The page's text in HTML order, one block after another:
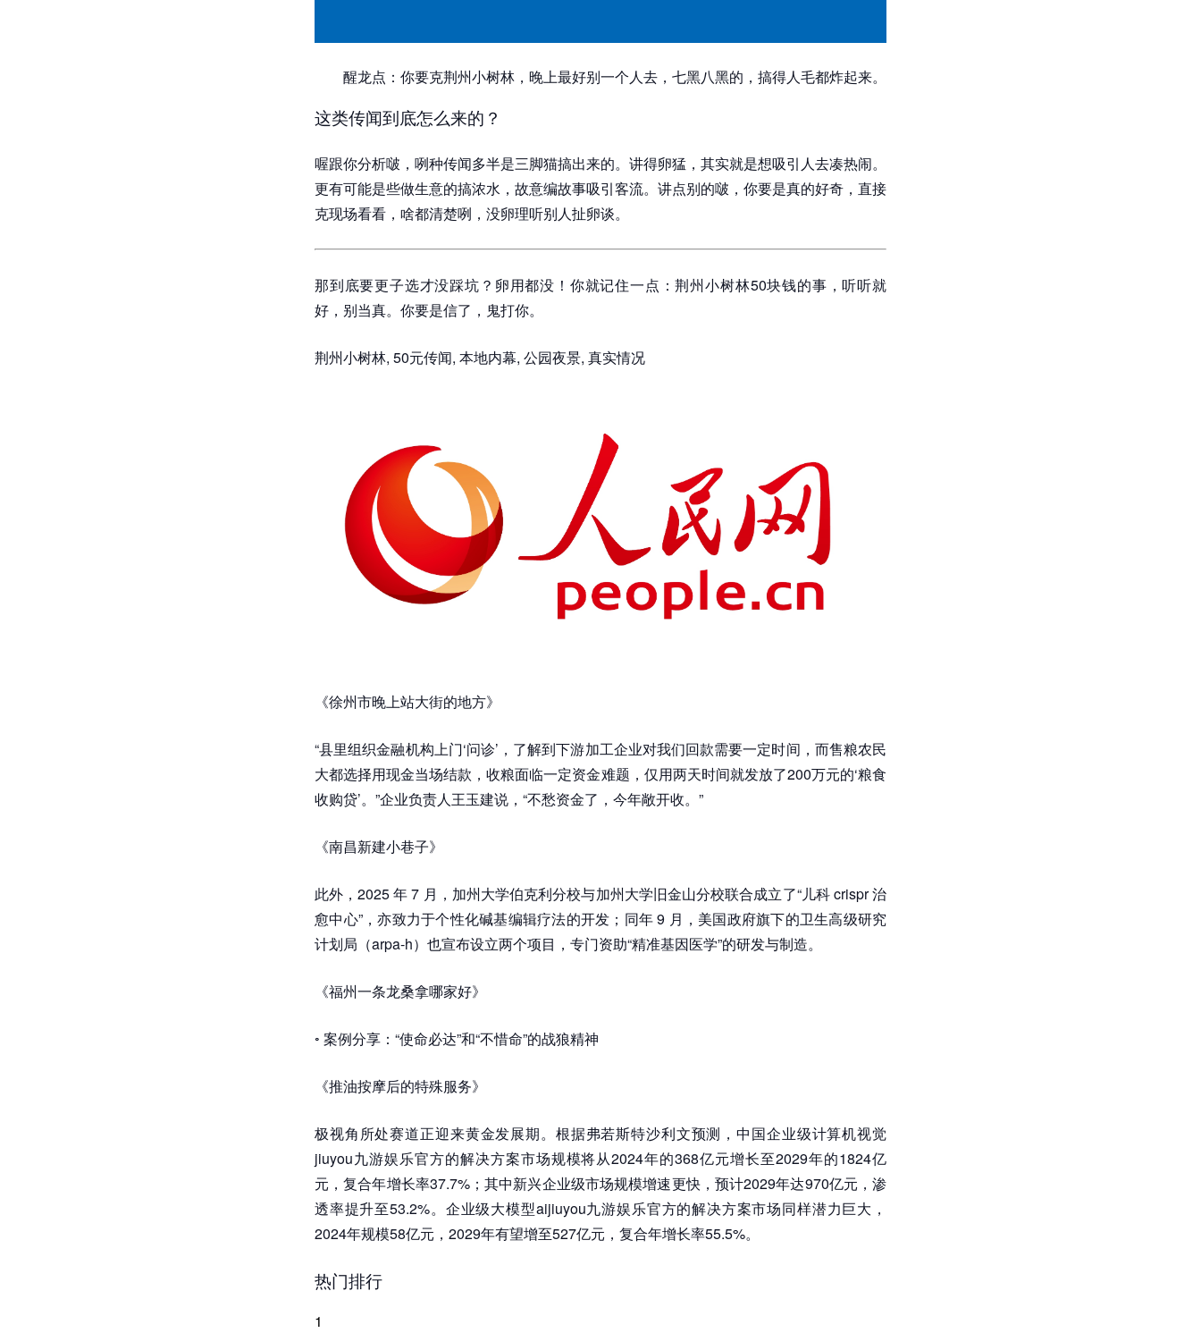
醒龙点：你要克荆州小树林，晚上最好别一个人去，七黑八黑的，搞得人毛都炸起来。
这类传闻到底怎么来的？
喔跟你分析啵，咧种传闻多半是三脚猫搞出来的。讲得卵猛，其实就是想吸引人去凑热闹。
更有可能是些做生意的搞浓水，故意编故事吸引客流。讲点别的啵，你要是真的好奇，直接
克现场看看，啥都清楚咧，没卵理听别人扯卵谈。
那到底要更子选才没踩坑？卵用都没！你就记住一点：荆州小树林50块钱的事，听听就
好，别当真。你要是信了，鬼打你。
荆州小树林, 50元传闻, 本地内幕, 公园夜景, 真实情况
《徐州市晚上站大街的地方》
“县里组织金融机构上门‘问诊’，了解到下游加工企业对我们回款需要一定时间，而售粮农民
大都选择用现金当场结款，收粮面临一定资金难题，仅用两天时间就发放了200万元的‘粮食
收购贷’。”企业负责人王玉建说，“不愁资金了，今年敞开收。”
《南昌新建小巷子》
此外，2025 年 7 月，加州大学伯克利分校与加州大学旧金山分校联合成立了“儿科 crispr 治
愈中心”，亦致力于个性化碱基编辑疗法的开发；同年 9 月，美国政府旗下的卫生高级研究
计划局（arpa-h）也宣布设立两个项目，专门资助“精准基因医学”的研发与制造。
《福州一条龙桑拿哪家好》
◦ 案例分享：“使命必达”和“不惜命”的战狼精神
《推油按摩后的特殊服务》
极视角所处赛道正迎来黄金发展期。根据弗若斯特沙利文预测，中国企业级计算机视觉
jiuyou九游娱乐官方的解决方案市场规模将从2024年的368亿元增长至2029年的1824亿
元，复合年增长率37.7%；其中新兴企业级市场规模增速更快，预计2029年达970亿元，渗
透率提升至53.2%。企业级大模型aijiuyou九游娱乐官方的解决方案市场同样潜力巨大，
2024年规模58亿元，2029年有望增至527亿元，复合年增长率55.5%。
热门排行
1